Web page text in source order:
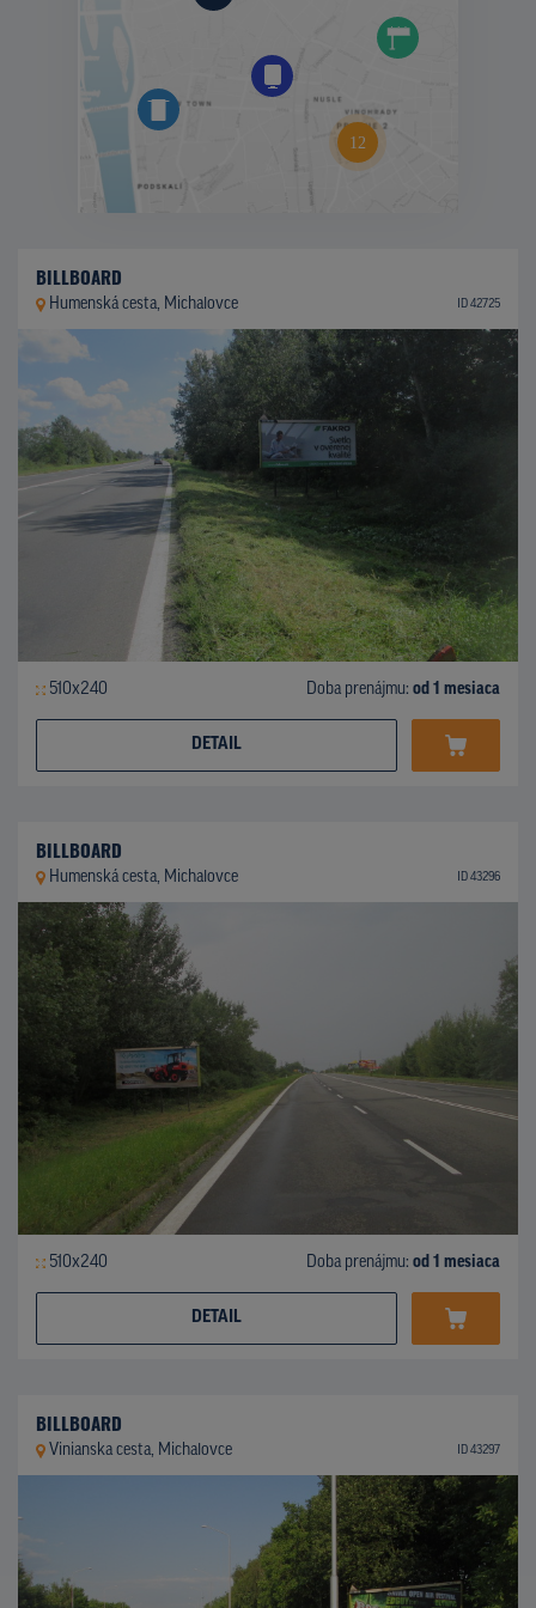
BILLBOARD
Humenská cesta, Michalovce ID 42725
510x240 Doba prenájmu: od 1 mesiaca
DETAIL
BILLBOARD
Humenská cesta, Michalovce ID 43296
510x240 Doba prenájmu: od 1 mesiaca
DETAIL
BILLBOARD
Vinianska cesta, Michalovce ID 43297